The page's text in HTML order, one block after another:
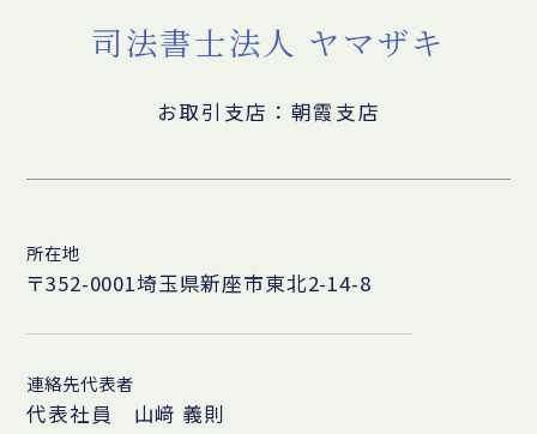
司法書士法人 ヤマザキ
お取引支店：朝霞支店
所在地
〒352-0001埼玉県新座市東北2-14-8
連絡先代表者
代表社員 山﨑 義則